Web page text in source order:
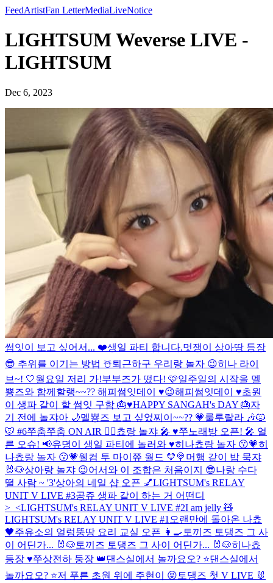
FeedArtistFan LetterMediaLiveNotice
LIGHTSUM Weverse LIVE -
LIGHTSUM
Dec 6, 2023
썸잇이 보고 싶어서... ❤️생일 파티 합니다.멋쟁이 상아땅 등장
😎 추위를 이기는 방법 ☃️퇴근하구 우리랑 놀자 😉히나 라이
브~! 🤍월요일 저리 가!부부즈가 떴다! 🩷일주일의 시작을 멜
뿅즈와 함께할랭~~?? 해피썸잇데이 ♥️😉해피썸잇데이 ♥️초원
이 생파 같이 할 썸잇 구함 🎂♥️HAPPY SANGAH's DAY 🎂자
기 전에 놀쟈아 🌙멜뿅즈 보고 싶었찌이~~?? 💗룰루랄라 🎶🐱
🐭 #6쭈춤쭈춤 ON AIR 👯‍♀️쵸랑 놀쟈 🎤 ♥️쭈노래방 오픈! 🎤 얼
른 오슈! 📢유뎡이 생일 파티에 놀러와 ♥️히나쵸랑 놀자 😗💗히
나쵸랑 놀자 😗💗웰컴 투 마이쮸 월드 💛🍭 머행 같이 밥 묵쟈
🐰🐶상아랑 놀쟈 😉어서와 이 조합은 처음이지 😎나랑 수다
떨 사람 ~ '3'상아의 네일 샵 오픈 💅LIGHTSUM's RELAY
UNIT V LIVE #3공쥬 생파 같이 하는 거 어떤디
>_<LIGHTSUM's RELAY UNIT V LIVE #2I am jelly 🧸
LIGHTSUM's RELAY UNIT V LIVE #1 오랜만에 돌아온 나쵸
🖤주유소의 얼렁뚱땅 요리 교실 오픈 👩‍🍳 토끼즈 토댕즈 그 사
이 어딘가... 🐰🐶 토끼즈 토댕즈 그 사이 어딘가... 🐰🐶히나쵸
등장 ♥️쭈상전하 둥장 👑댄스실에서 놀까요오? ⭐️댄스실에서
놀까요오? ⭐️저 푸른 초원 위에 주현이 😝 토댕즈 첫 V LIVE 🐰